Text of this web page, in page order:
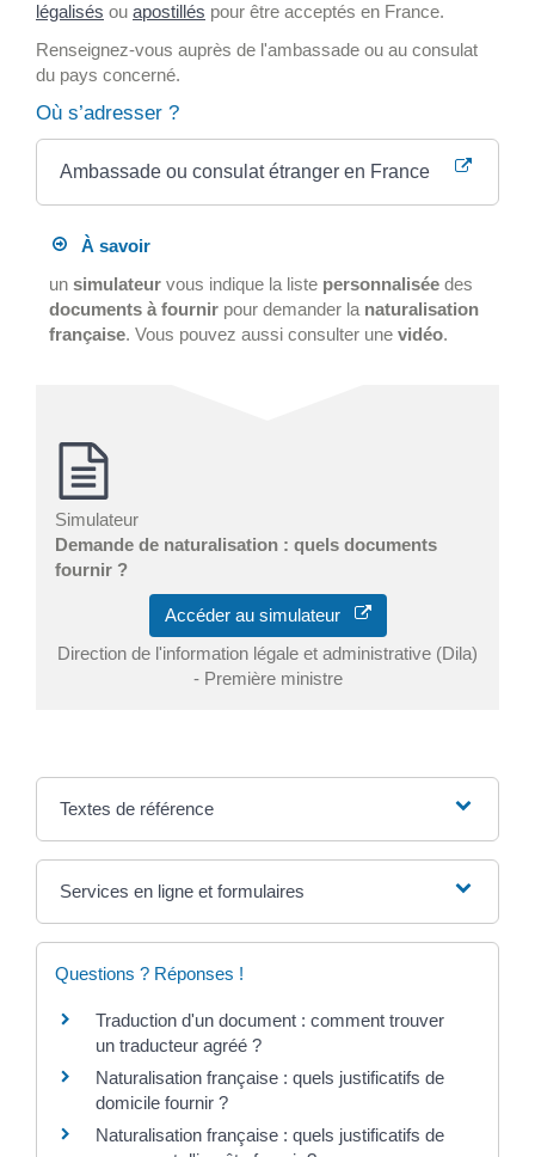
légalisés ou apostillés pour être acceptés en France.
Renseignez-vous auprès de l'ambassade ou au consulat
du pays concerné.
Où s’adresser ?
Ambassade ou consulat étranger en France
À savoir
unsimulateur vous indique la liste personnalisée des
documents à fournir pour demander la naturalisation
française. Vous pouvez aussi consulter unevidéo.
Simulateur
Demande de naturalisation : quels documents
fournir ?
Accéder au simulateur
Direction de l'information légale et administrative (Dila)
- Première ministre
Textes de référence
Services en ligne et formulaires
Questions ? Réponses !
Traduction d'un document : comment trouver
un traducteur agréé ?
Naturalisation française : quels justificatifs de
domicile fournir ?
Naturalisation française : quels justificatifs de